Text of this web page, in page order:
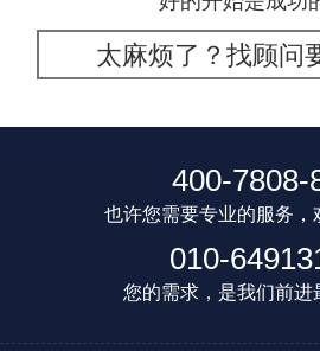
太麻烦了？找顾问
400-7808-
也许您需要专业的服务，
010-
您的需求，是我们前进